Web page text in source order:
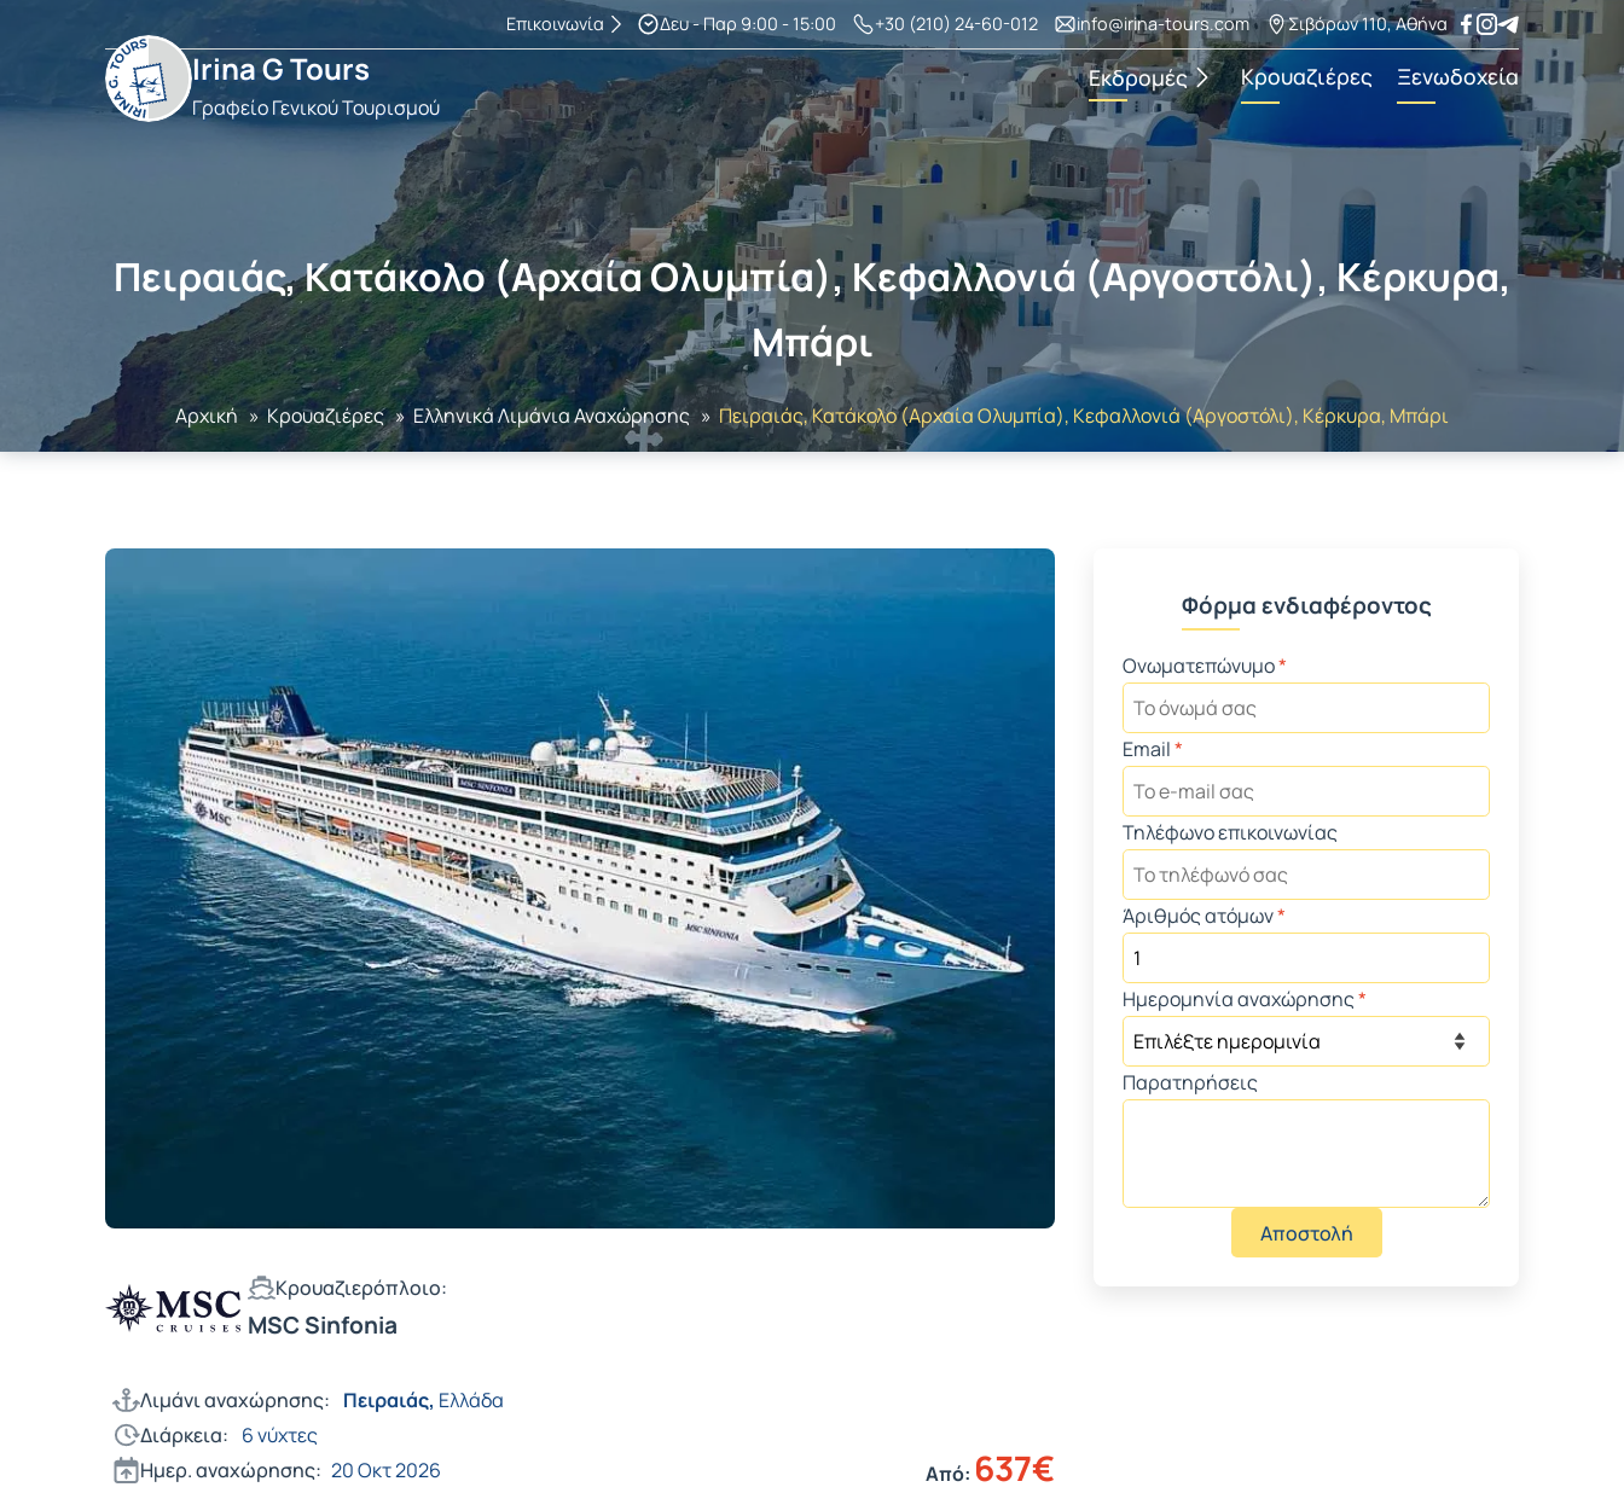
Επικοινωνία Δευ - Παρ 9:00 - 15:00 +30 (210) 24-60-012 info@irina-tours.com Σιβόρων 110, Αθήνα
Irina G Tours
Γραφείο Γενικού Τουρισμού
Εκδρομές Κρουαζιέρες Ξενωδοχεία
Πειραιάς, Κατάκολο (Αρχαία Ολυμπία), Κεφαλλονιά (Αργοστόλι), Κέρκυρα,
Μπάρι
Αρχική »Κρουαζιέρες» Ελληνικά Λιμάνια Αναχώρησης » Πειραιάς, Κατάκολο (Αρχαία Ολυμπία), Κεφαλλονιά (Αργοστόλι), Κέρκυρα, Μπάρι
Κρουαζιερόπλοιο:
MSC Sinfonia
Λιμάνι αναχώρησης: Πειραιάς, Ελλάδα
Διάρκεια: 6 νύχτες
Ημερ. αναχώρησης: 20 Οκτ 2026 Από: 637€
Φόρμα ενδιαφέροντος
Ονωματεπώνυμο*
Email*
Τηλέφωνο επικοινωνίας
Άριθμός ατόμων*
Ημερομηνία αναχώρησης*
Παρατηρήσεις
Αποστολή